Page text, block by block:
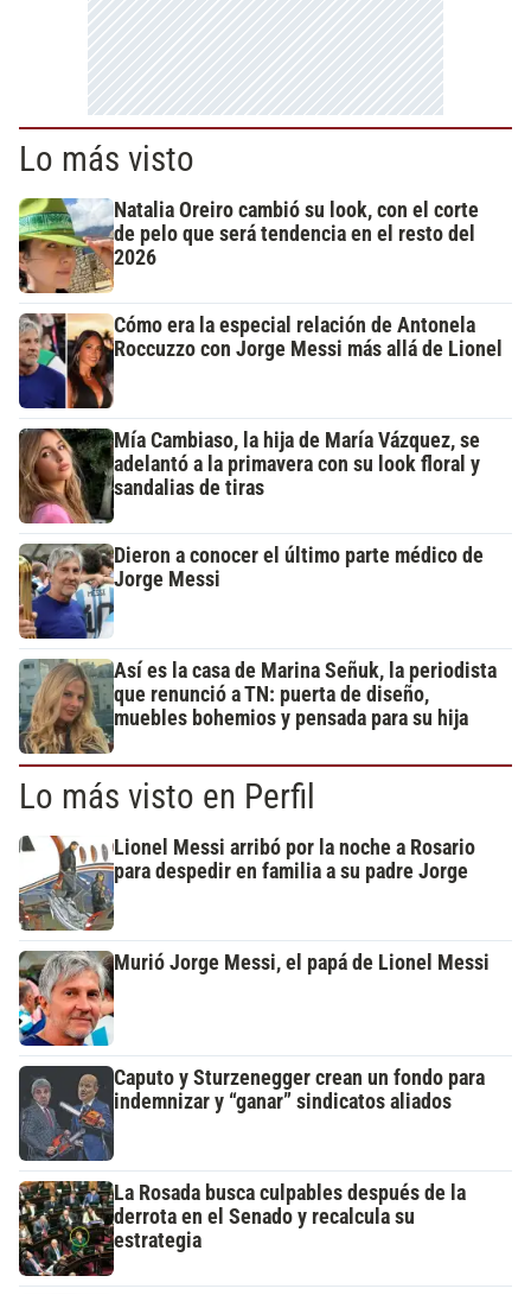
Lo más visto
Natalia Oreiro cambió su look, con el corte
de pelo que será tendencia en el resto del
2026
Cómo era la especial relación de Antonela
Roccuzzo con Jorge Messi más allá de Lionel
Mía Cambiaso, la hija de María Vázquez, se
adelantó a la primavera con su look floral y
sandalias de tiras
Dieron a conocer el último parte médico de
Jorge Messi
Así es la casa de Marina Señuk, la periodista
que renunció a TN: puerta de diseño,
muebles bohemios y pensada para su hija
Lo más visto en Perfil
Lionel Messi arribó por la noche a Rosario
para despedir en familia a su padre Jorge
Murió Jorge Messi, el papá de Lionel Messi
Caputo y Sturzenegger crean un fondo para
indemnizar y “ganar” sindicatos aliados
La Rosada busca culpables después de la
derrota en el Senado y recalcula su
estrategia